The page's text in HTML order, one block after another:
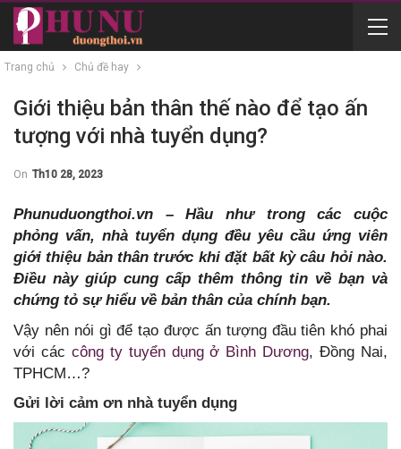
Trang chủ Chủ đề hay
Giới thiệu bản thân thế nào để tạo ấn
tượng với nhà tuyển dụng?
On Th10 28, 2023
Phunuduongthoi.vn – Hầu như trong các cuộc
phỏng vấn, nhà tuyển dụng đều yêu cầu ứng viên
giới thiệu bản thân trước khi đặt bất kỳ câu hỏi nào.
Điều này giúp cung cấp thêm thông tin về bạn và
chứng tỏ sự hiểu về bản thân của chính bạn.
Vậy nên nói gì để tạo được ấn tượng đầu tiên khó phai
với các công ty tuyển dụng ở Bình Dương, Đồng Nai,
TPHCM…?
Gửi lời cảm ơn nhà tuyển dụng